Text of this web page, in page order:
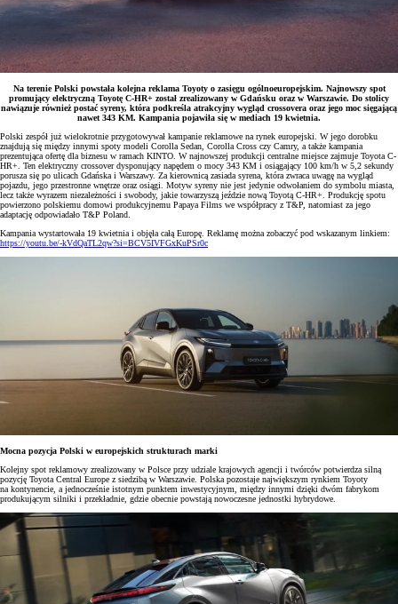
Na terenie Polski powstała kolejna reklama Toyoty o zasięgu ogólnoeuropejskim. Najnowszy spot
promujący elektryczną Toyotę C-HR+ został zrealizowany w Gdańsku oraz w Warszawie. Do stolicy
nawiązuje również postać syreny, która podkreśla atrakcyjny wygląd crossovera oraz jego moc sięgającą
nawet 343 KM. Kampania pojawiła się w mediach 19 kwietnia.
Polski zespół już wielokrotnie przygotowywał kampanie reklamowe na rynek europejski. W jego dorobku
znajdują się między innymi spoty modeli Corolla Sedan, Corolla Cross czy Camry, a także kampania
prezentująca ofertę dla biznesu w ramach KINTO. W najnowszej produkcji centralne miejsce zajmuje Toyota C-
HR+. Ten elektryczny crossover dysponujący napędem o mocy 343 KM i osiągający 100 km/h w 5,2 sekundy
porusza się po ulicach Gdańska i Warszawy. Za kierownicą zasiada syrena, która zwraca uwagę na wygląd
pojazdu, jego przestronne wnętrze oraz osiągi. Motyw syreny nie jest jedynie odwołaniem do symbolu miasta,
lecz także wyrazem niezależności i swobody, jakie towarzyszą jeździe nową Toyotą C-HR+. Produkcję spotu
powierzono polskiemu domowi produkcyjnemu Papaya Films we współpracy z T&P, natomiast za jego
adaptację odpowiadało T&P Poland.
Kampania wystartowała 19 kwietnia i objęła całą Europę. Reklamę można zobaczyć pod wskazanym linkiem:
https://youtu.be/-kVdQaTL2qw?si=BCV5IVFGxKuPSr0c
Mocna pozycja Polski w europejskich strukturach marki
Kolejny spot reklamowy zrealizowany w Polsce przy udziale krajowych agencji i twórców potwierdza silną
pozycję Toyota Central Europe z siedzibą w Warszawie. Polska pozostaje największym rynkiem Toyoty
na kontynencie, a jednocześnie istotnym punktem inwestycyjnym, między innymi dzięki dwóm fabrykom
produkującym silniki i przekładnie, gdzie obecnie powstają nowoczesne jednostki hybrydowe.